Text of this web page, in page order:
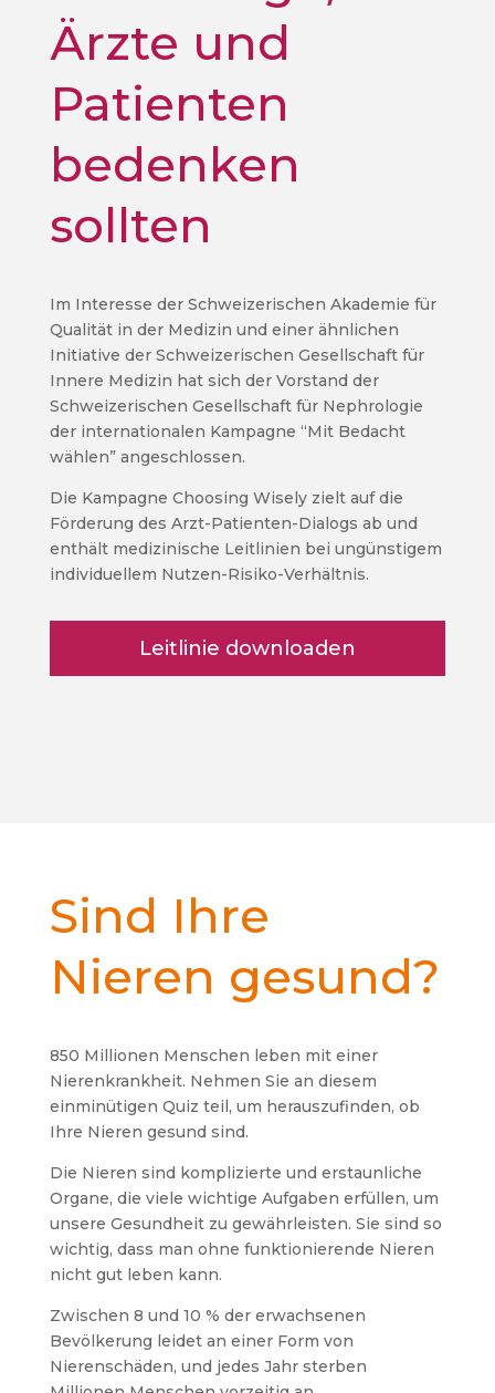
Ärzte und
Patienten
bedenken
sollten
Im Interesse der Schweizerischen Akademie für
Qualität in der Medizin und einer ähnlichen
Initiative der Schweizerischen Gesellschaft für
Innere Medizin hat sich der Vorstand der
Schweizerischen Gesellschaft für Nephrologie
der internationalen Kampagne “Mit Bedacht
wählen” angeschlossen.
Die Kampagne Choosing Wisely zielt auf die
Förderung des Arzt-Patienten-Dialogs ab und
enthält medizinische Leitlinien bei ungünstigem
individuellem Nutzen-Risiko-Verhältnis.
Leitlinie downloaden
Sind Ihre
Nieren gesund?
850 Millionen Menschen leben mit einer
Nierenkrankheit. Nehmen Sie an diesem
einminütigen Quiz teil, um herauszufinden, ob
Ihre Nieren gesund sind.
Die Nieren sind komplizierte und erstaunliche
Organe, die viele wichtige Aufgaben erfüllen, um
unsere Gesundheit zu gewährleisten. Sie sind so
wichtig, dass man ohne funktionierende Nieren
nicht gut leben kann.
Zwischen 8 und 10 % der erwachsenen
Bevölkerung leidet an einer Form von
Nierenschäden, und jedes Jahr sterben